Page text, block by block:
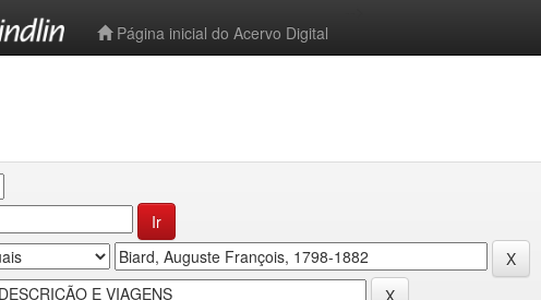
Página inicial do Acervo Digital